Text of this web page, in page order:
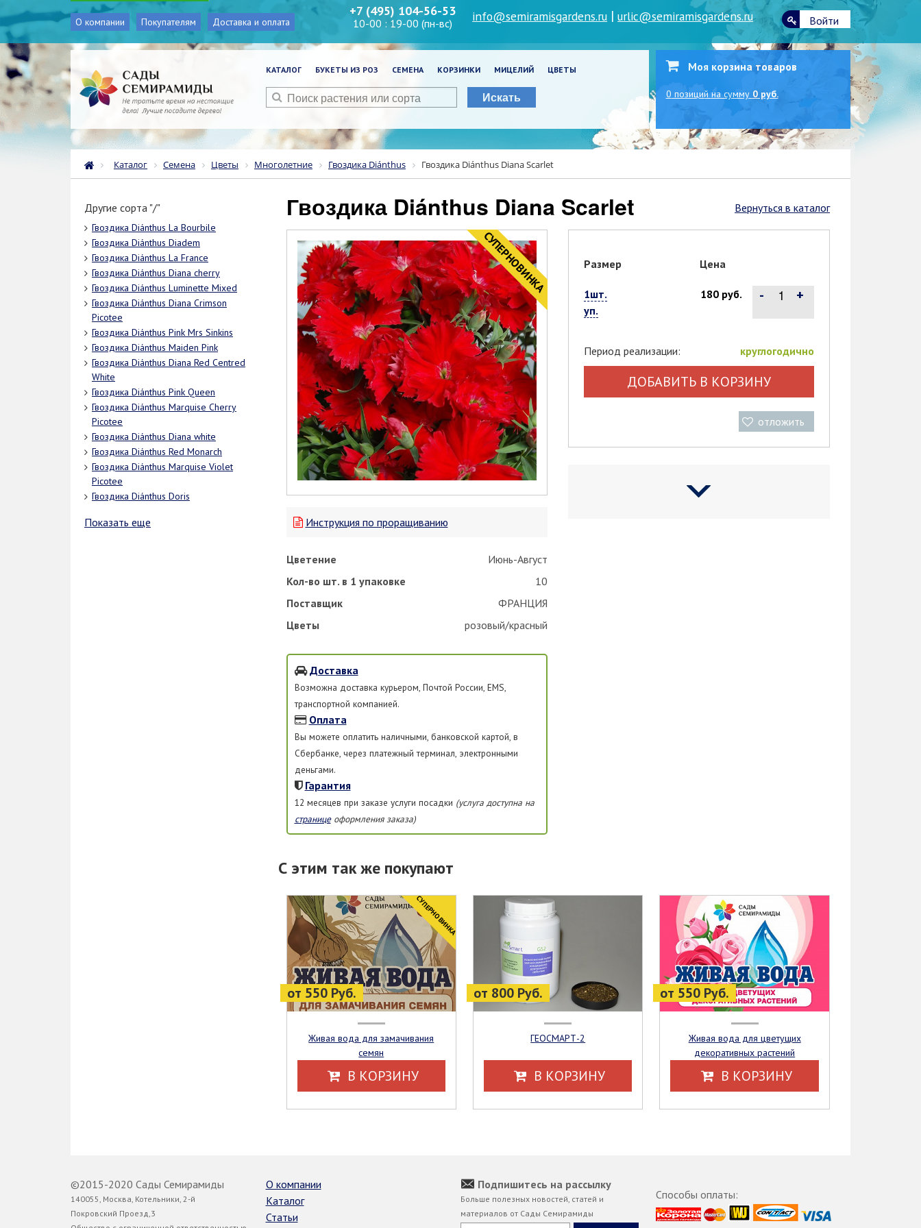
О компании Покупателям Доставка и оплата
+7 (495) 104-56-53
10-00 : 19-00 (пн-вс) info@semiramisgardens.ru |urlic@semiramisgardens.ru Войти
КАТАЛОГ БУКЕТЫ ИЗ РОЗ СЕМЕНА КОРЗИНКИ МИЦЕЛИЙ ЦВЕТЫ
Искать
Моя корзина товаров
0 позиций на сумму 0 руб.
Каталог Семена Цветы Многолетние Гвоздика Diánthus Гвоздика Diánthus Diana Scarlet
Другие сорта "/"
Гвоздика Diánthus La Bourbile
Гвоздика Diánthus Diadem
Гвоздика Diánthus La France
Гвоздика Diánthus Diana cherry
Гвоздика Diánthus Luminette Mixed
Гвоздика Diánthus Diana Crimson
Picotee
Гвоздика Diánthus Pink Mrs Sinkins
Гвоздика Diánthus Maiden Pink
Гвоздика Diánthus Diana Red Centred
White
Гвоздика Diánthus Pink Queen
Гвоздика Diánthus Marquise Cherry
Picotee
Гвоздика Diánthus Diana white
Гвоздика Diánthus Red Monarch
Гвоздика Diánthus Marquise Violet
Picotee
Гвоздика Diánthus Doris
Показать еще
Вернуться в каталог
Гвоздика Diánthus Diana Scarlet
CУПЕРНОВИНКА
Инструкция по проращиванию
Цветение
Июнь-Август
Кол-во шт. в 1 упаковке
10
Поставщик
ФРАНЦИЯ
Цветы
розовый/красный
Доставка
Возможна доставка курьером, Почтой России, EMS,
транспортной компанией.
Оплата
Вы можете оплатить наличными, банковской картой, в
Сбербанке, через платежный терминал, электронными
деньгами.
Гарантия
12 месяцев при заказе услуги посадки (услуга доступна на
страницеоформления заказа)
Размер Цена
1шт.
уп.
180 руб. - +
Период реализации: круглогодично
ДОБАВИТЬ В КОРЗИНУ
отложить
С этим так же покупают
от 550 Руб.
CУПЕРНОВИНКА
Живая вода для замачивания
семян
В КОРЗИНУ
от 800 Руб.
ГЕОСМАРТ-2
В КОРЗИНУ
от 550 Руб.
Живая вода для цветущих
декоративных растений
В КОРЗИНУ
©2015-2020 Сады Семирамиды
140055, Москва, Котельники, 2-й
Покровский Проезд,3
О компании
Каталог
Статьи
Подпишитесь на рассылку
Больше полезных новостей, статей и
материалов от Сады Семирамиды
Способы оплаты: